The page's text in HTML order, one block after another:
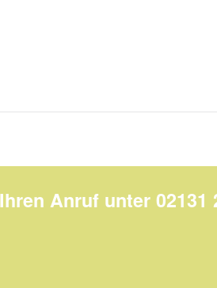
Anruf unter 02131